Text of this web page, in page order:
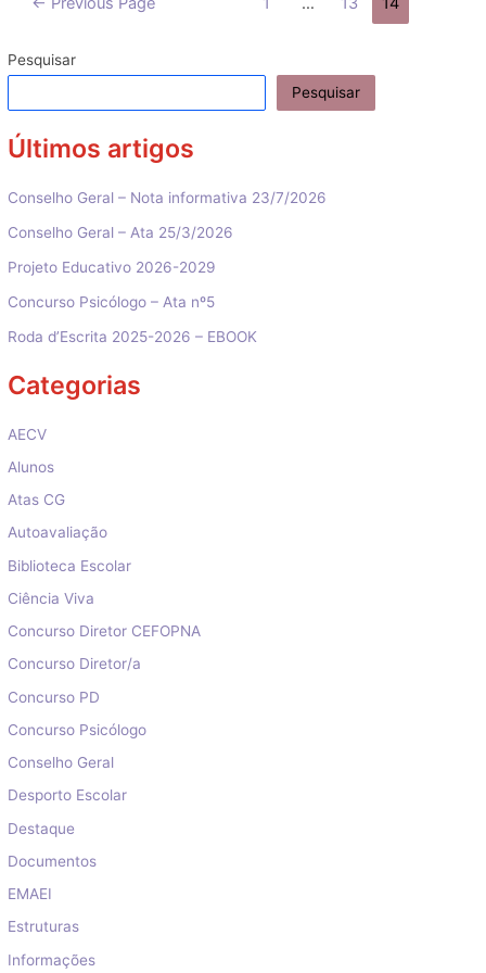
Pesquisar
Pesquisar
Últimos artigos
Conselho Geral – Nota informativa 23/7/2026
Conselho Geral – Ata 25/3/2026
Projeto Educativo 2026-2029
Concurso Psicólogo – Ata nº5
Roda d’Escrita 2025-2026 – EBOOK
Categorias
AECV
Alunos
Atas CG
Autoavaliação
Biblioteca Escolar
Ciência Viva
Concurso Diretor CEFOPNA
Concurso Diretor/a
Concurso PD
Concurso Psicólogo
Conselho Geral
Desporto Escolar
Destaque
Documentos
EMAEI
Estruturas
Informações